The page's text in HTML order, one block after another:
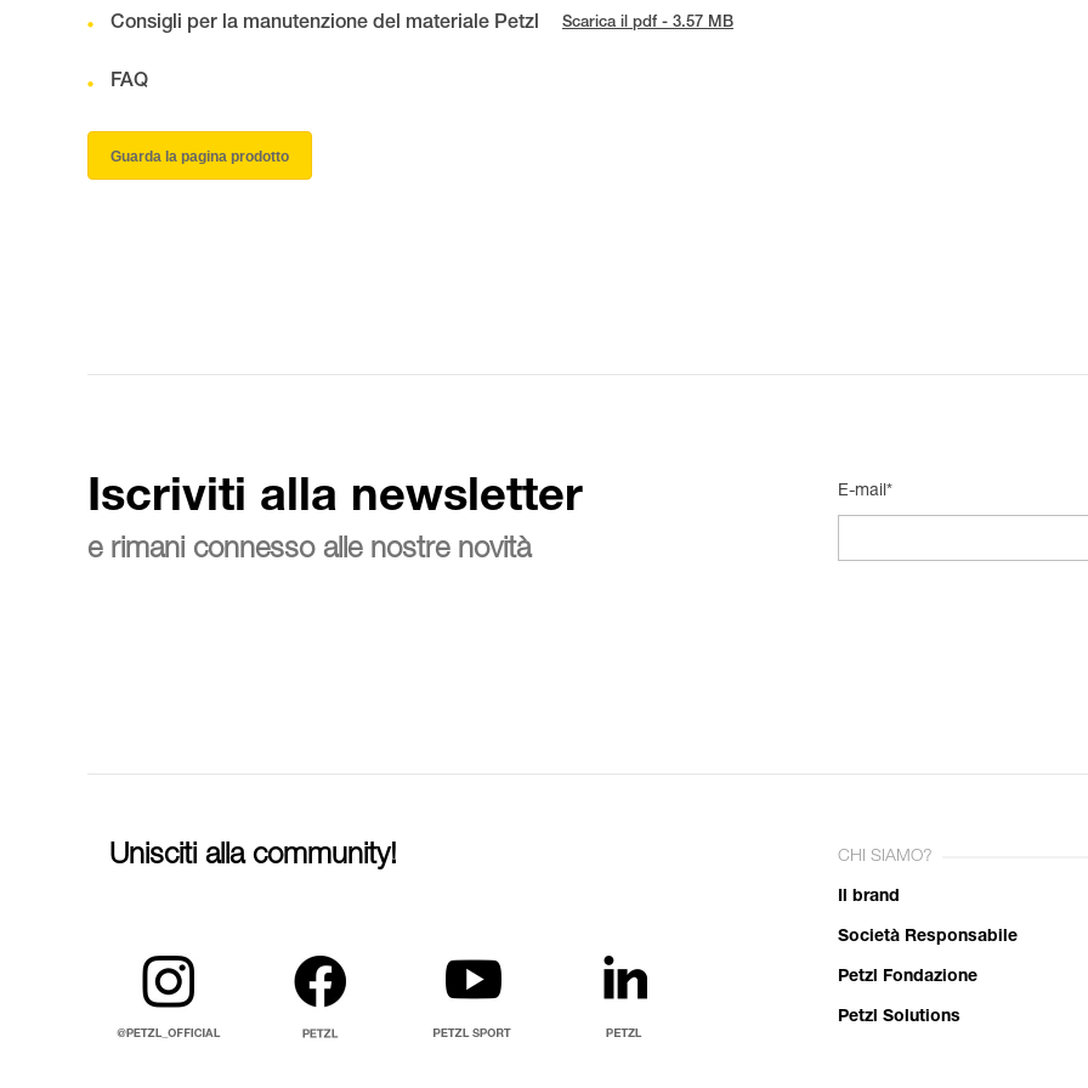
Consigli per la manutenzione del materiale Petzl Scarica il pdf - 3.57 MB
FAQ
Guarda la pagina prodotto
Iscriviti alla newsletter
e rimani connesso alle nostre novità
E-mail*
Unisciti alla community! CHI SIAMO?
Il brand
Società Responsabile
Petzl Fondazione
Petzl Solutions